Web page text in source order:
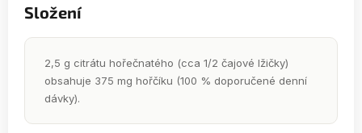
Složení
2,5 g citrátu hořečnatého (cca 1/2 čajové lžičky)
obsahuje 375 mg hořčíku (100 % doporučené denní
dávky).